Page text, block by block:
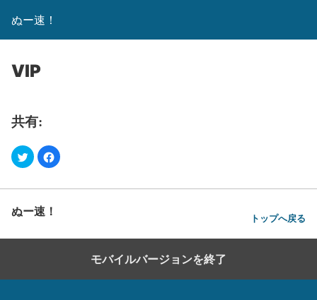
ぬー速！
VIP
共有:
ぬー速！ トップへ戻る
モバイルバージョンを終了